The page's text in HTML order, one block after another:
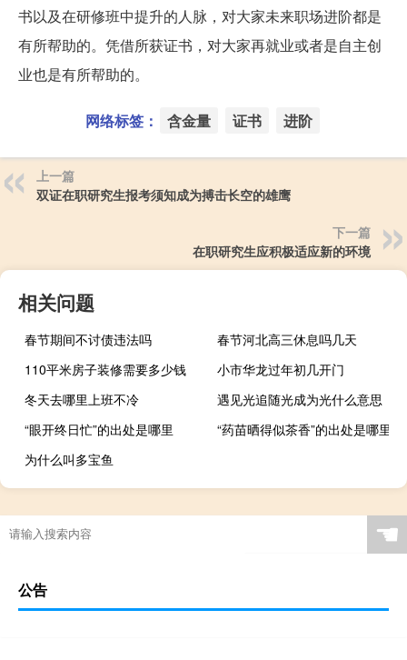
书以及在研修班中提升的人脉，对大家未来职场进阶都是
有所帮助的。凭借所获证书，对大家再就业或者是自主创
业也是有所帮助的。
网络标签： 含金量 证书 进阶
上一篇
双证在职研究生报考须知成为搏击长空的雄鹰
下一篇
在职研究生应积极适应新的环境
相关问题
春节期间不讨债违法吗
春节河北高三休息吗几天
110平米房子装修需要多少钱
小市华龙过年初几开门
冬天去哪里上班不冷
遇见光追随光成为光什么意思
“眼开终日忙”的出处是哪里
“药苗晒得似茶香”的出处是哪里
为什么叫多宝鱼
☚
公告